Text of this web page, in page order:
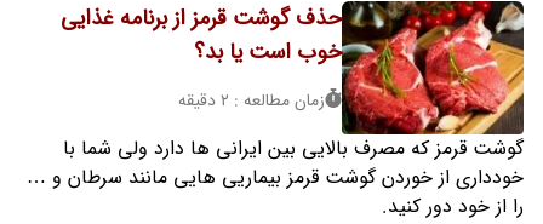
حذف گوشت قرمز از برنامه غذایی
خوب است یا بد؟
زمان مطالعه : 2 دقیقه
گوشت قرمز که مصرف بالایی بین ایرانی ها دارد ولی شما با
خودداری از خوردن گوشت قرمز بیماریی هایی مانند سرطان و …
را از خود دور کنید.